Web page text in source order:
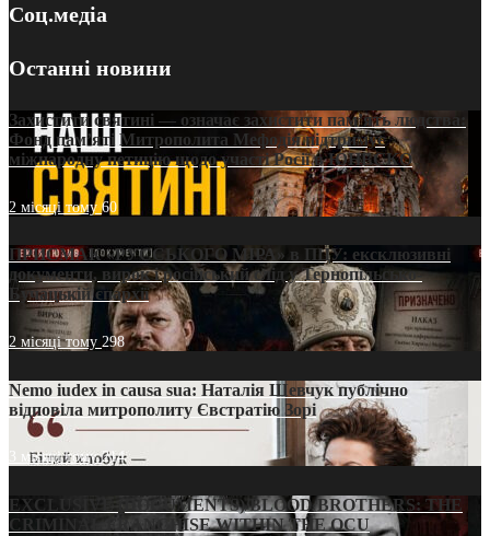
Соц.медіа
Останні новини
Захистити святині — означає захистити пам’ять людства:
Фонд пам’яті Митрополита Мефодія підтримує
міжнародну петицію щодо участі Росії в ЮНЕСКО
2 місяці тому60
ПРИСМАК «РУССЬКОГО МІРА» в ПЦУ: ексклюзивні
документи, вирок і російський слід у Тернопільсько-
Бучацькій єпархії
2 місяці тому 298
Nemo iudex in causa sua: Наталія Шевчук публічно
відповіла митрополиту Євстратію Зорі
3 місяці тому214
EXCLUSIVE (DOCUMENTS)/BLOOD BROTHERS: THE
CRIMINAL FRANCHISE WITHIN THE OCU